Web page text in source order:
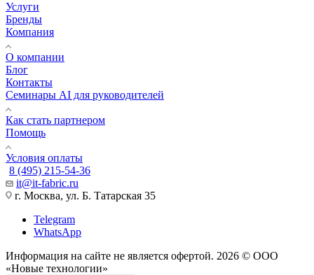
Услуги
Бренды
Компания
О компании
Блог
Контакты
Семинары AI для руководителей
Как стать партнером
Помощь
Условия оплаты
8 (495) 215-54-36
it@it-fabric.ru
г. Москва, ул. Б. Татарская 35
Telegram
WhatsApp
Информация на сайте не является офертой. 2026 © ООО
«Новые технологии»